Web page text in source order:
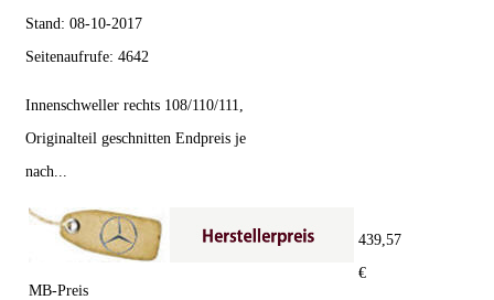
Stand: 08-10-2017
Seitenaufrufe: 4642
Innenschweller rechts 108/110/111,
Originalteil geschnitten Endpreis je
nach...
MB-Preis
439,57
€